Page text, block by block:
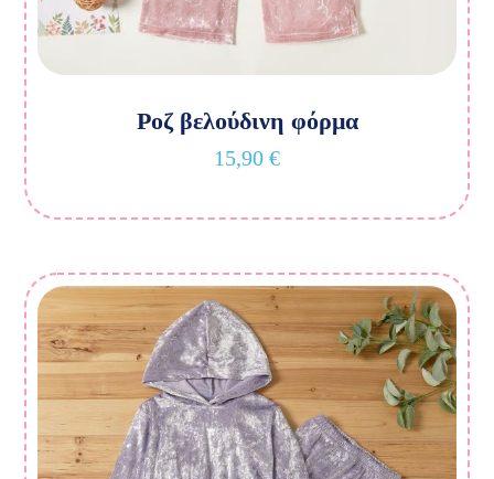
Ροζ βελούδινη φόρμα
15,90 €